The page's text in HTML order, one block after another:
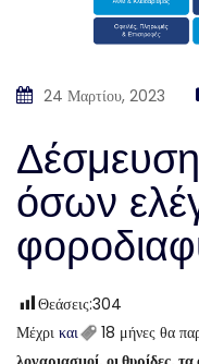
24 Μαρτίου, 2023
όσων
Θεάσεις:304
Μέχρι και 18 μήνες θα